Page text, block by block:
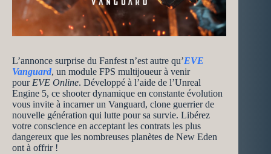
L’annonce surprise du Fanfest n’est autre qu’EVE
Vanguard, un module FPS multijoueur à venir
pour EVE Online. Développé à l’aide de l’Unreal
Engine 5, ce shooter dynamique en constante évolution
vous invite à incarner un Vanguard, clone guerrier de
nouvelle génération qui lutte pour sa survie. Libérez
votre conscience en acceptant les contrats les plus
dangereux que les nombreuses planètes de New Eden
ont à offrir !